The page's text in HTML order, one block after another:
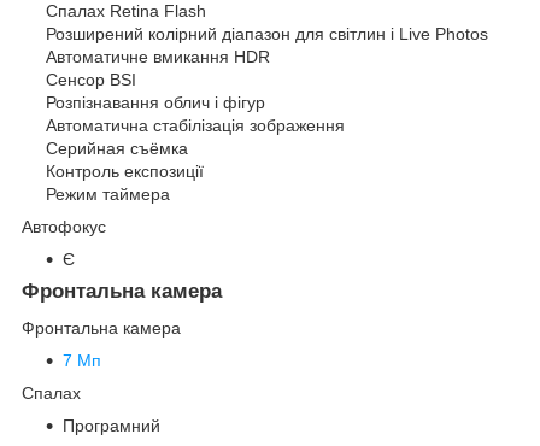
Спалах Retina Flash
Розширений колірний діапазон для світлин і Live Photos
Автоматичне вмикання HDR
Сенсор BSI
Розпізнавання облич і фігур
Автоматична стабілізація зображення
Серийная съëмка
Контроль експозиції
Режим таймера
Автофокус
Є
Фронтальна камера
Фронтальна камера
7 Мп
Спалах
Програмний